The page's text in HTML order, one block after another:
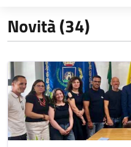
Novità (34)